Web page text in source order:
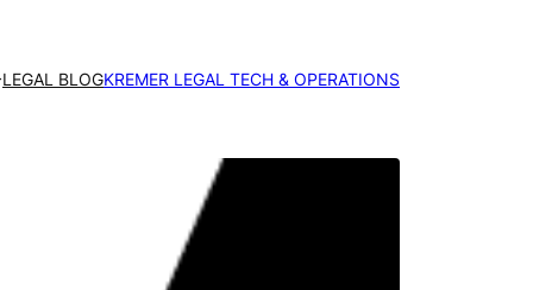
LEGAL BLOGKREMER LEGAL TECH & OPERATIONS